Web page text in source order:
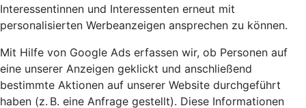
Interessentinnen und Interessenten erneut mit
personalisierten Werbeanzeigen ansprechen zu können.
Mit Hilfe von Google Ads erfassen wir, ob Personen auf
eine unserer Anzeigen geklickt und anschließend
bestimmte Aktionen auf unserer Website durchgeführt
haben (z. B. eine Anfrage gestellt). Diese Informationen